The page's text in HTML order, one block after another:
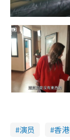
演员 香港